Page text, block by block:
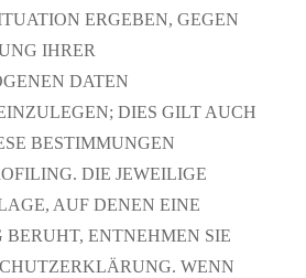
ERGEBEN, GEGEN
IHRER
DATEN
DIES GILT AUCH
BESTIMMUNGEN
DIE JEWEILIGE
AUF DENEN EINE
ENTNEHMEN SIE
WENN